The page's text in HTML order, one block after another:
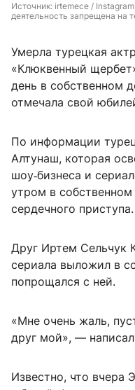
Источник: irtemece /
деятельность запрещена на
Умерла турецкая
«Клюквенный
день в собственном
отмечала свой
По информации
Алтунаш, которая
шоу‑бизнеса и
утром в
сердечного приступа.
Друг Иртем Сельчук
сериала выложил в
попрощался с ней.
«Мне очень жаль,
друг мой», — написал
Известно, что вчера